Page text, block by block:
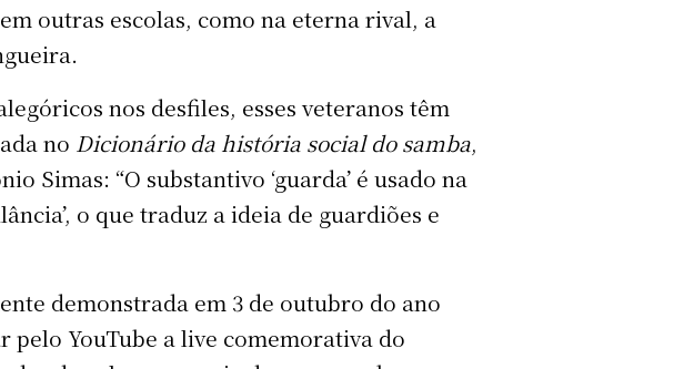
outras escolas, como na eterna rival, a
nos desfiles, esses veteranos têm
no Dicionário da história social do samba,
Simas: “O substantivo ‘guarda’ é usado na
o que traduz a ideia de guardiões e
demonstrada em 3 de outubro do ano
pelo YouTube a live comemorativa do